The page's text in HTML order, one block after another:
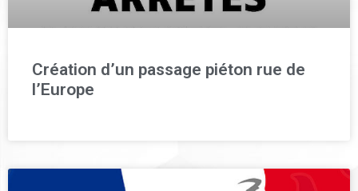
Création d’un passage piéton rue de
l’Europe